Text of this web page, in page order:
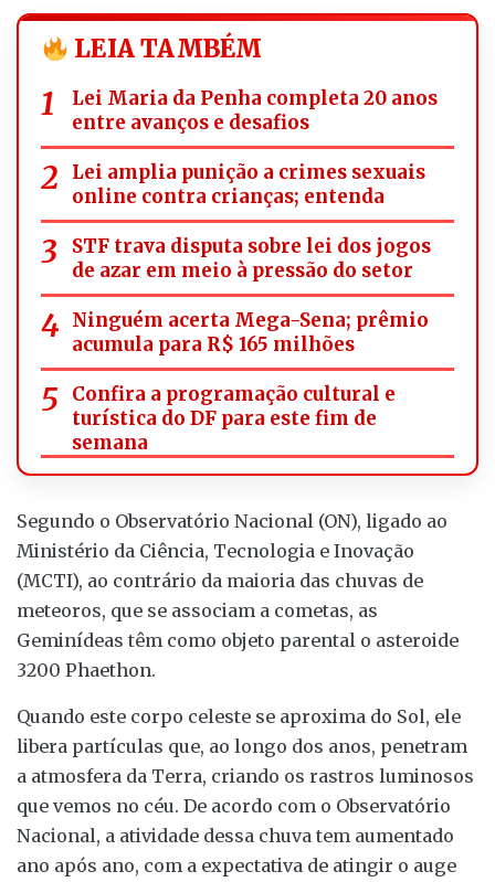
LEIA TAMBÉM
Lei Maria da Penha completa 20 anos
entre avanços e desafios
Lei amplia punição a crimes sexuais
online contra crianças; entenda
STF trava disputa sobre lei dos jogos
de azar em meio à pressão do setor
Ninguém acerta Mega-Sena; prêmio
acumula para R$ 165 milhões
Confira a programação cultural e
turística do DF para este fim de
semana
Segundo o Observatório Nacional (ON), ligado ao
Ministério da Ciência, Tecnologia e Inovação
(MCTI), ao contrário da maioria das chuvas de
meteoros, que se associam a cometas, as
Geminídeas têm como objeto parental o asteroide
3200 Phaethon.
Quando este corpo celeste se aproxima do Sol, ele
libera partículas que, ao longo dos anos, penetram
a atmosfera da Terra, criando os rastros luminosos
que vemos no céu. De acordo com o Observatório
Nacional, a atividade dessa chuva tem aumentado
ano após ano, com a expectativa de atingir o auge